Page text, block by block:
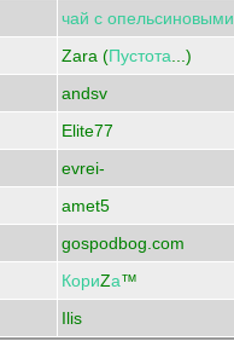
чай с опельсиновыми
Zara (Пустота ...)
andsv
Elite77
evrei-
amet5
gospodbog.com
КориZа™
Ilis